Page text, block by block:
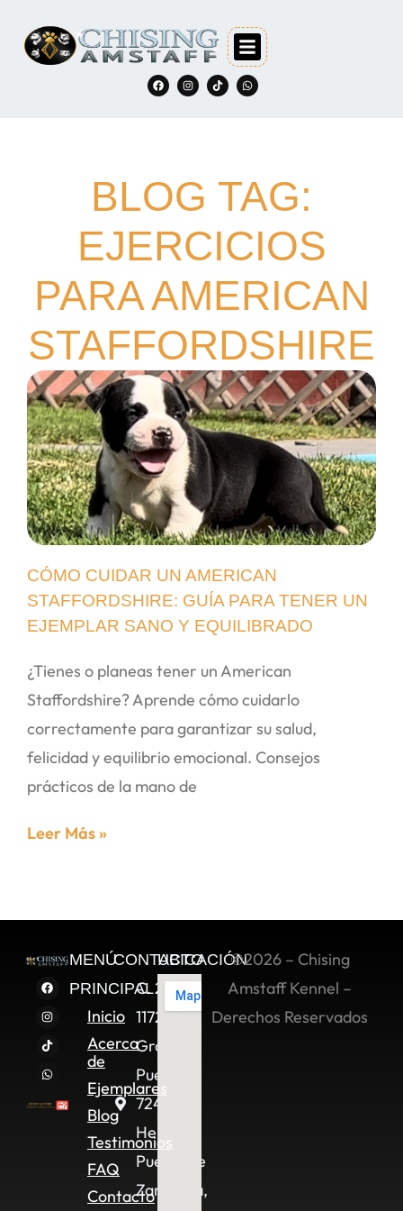
BLOG TAG:
EJERCICIOS
PARA AMERICAN
STAFFORDSHIRE
CÓMO CUIDAR UN AMERICAN
STAFFORDSHIRE: GUÍA PARA TENER UN
EJEMPLAR SANO Y EQUILIBRADO
¿Tienes o planeas tener un American
Staffordshire? Aprende cómo cuidarlo
correctamente para garantizar su salud,
felicidad y equilibrio emocional. Consejos
prácticos de la mano de
Leer Más »
MENÚ
PRINCIPAL
Inicio
Acerca
de
Ejemplares
Blog
Testimonios
FAQ
Contacto
CONTACTO
C. 2 Sur
11722,
Granjas
Puebla,
72490
Heroica
Puebla de
Zaragoza,
UBICACIÓN©2026 – Chising
Amstaff Kennel –
Derechos Reservados